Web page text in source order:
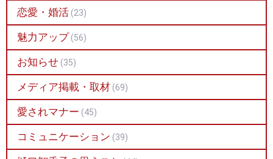
恋愛・婚活 (23)
魅力アップ(56)
お知らせ (35)
メディア掲載・取材 (69)
愛されマナー (45)
コミュニケーション (39)